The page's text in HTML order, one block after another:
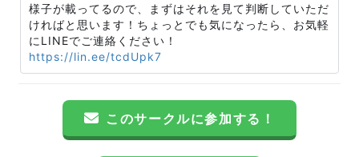
様子が載ってるので、まずはそれを見て判断していただ
ければと思います！ちょっとでも気になったら、お気軽
にLINEでご連絡ください！
https://lin.ee/tcdUpk7
このサークルに参加する！